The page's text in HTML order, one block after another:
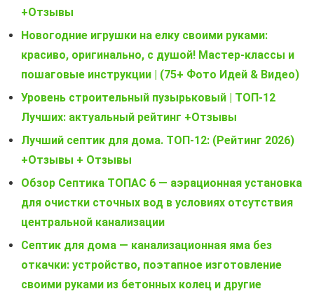
+Отзывы
Новогодние игрушки на елку своими руками:
красиво, оригинально, с душой! Мастер-классы и
пошаговые инструкции | (75+ Фото Идей & Видео)
Уровень строительный пузырьковый | ТОП-12
Лучших: актуальный рейтинг +Отзывы
Лучший септик для дома. ТОП-12: (Рейтинг 2026)
+Отзывы + Отзывы
Обзор Септика ТОПАС 6 — аэрационная установка
для очистки сточных вод в условиях отсутствия
центральной канализации
Септик для дома — канализационная яма без
откачки: устройство, поэтапное изготовление
своими руками из бетонных колец и другие